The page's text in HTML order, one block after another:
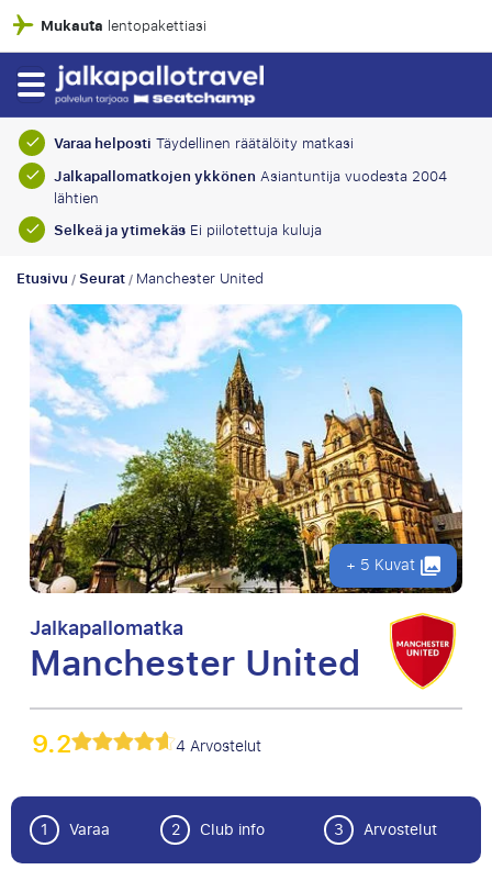
100% taloudellinen suoja
Varaa helposti Täydellinen räätälöity matkasi
Jalkapallomatkojen ykkönen Asiantuntija vuodesta 2004
lähtien
Selkeä ja ytimekäsEi piilotettuja kuluja
Etusivu/Seurat/Manchester United
+ 5 Kuvat
Jalkapallomatka
Manchester United
9.2 4 Arvostelut
1 Varaa 2 Club info 3 Arvostelut